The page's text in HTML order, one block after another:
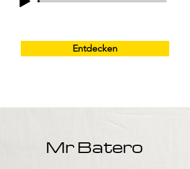
Entdecken
Mr Batero